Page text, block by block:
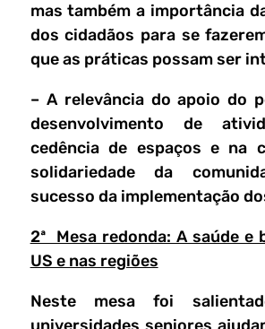
mas também a importância
dos cidadãos para se
que as práticas possam ser
– A relevância do apoio do
desenvolvimento de
cedência de espaços e na
solidariedade da
sucesso da implementação
2ª Mesa redonda: A saúde e
US e nas regiões
Neste mesa foi